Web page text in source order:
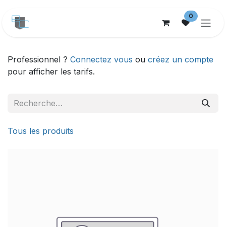
0
Professionnel ? Connectez vous ou créez un compte
pour afficher les tarifs.
Tous les produits